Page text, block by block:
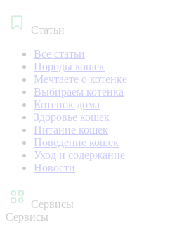
Статьи
Все статьи
Породы кошек
Мечтаете о котенке
Выбираем котенка
Котенок дома
Здоровье кошек
Питание кошек
Поведение кошек
Уход и содержание
Новости
Сервисы
Сервисы